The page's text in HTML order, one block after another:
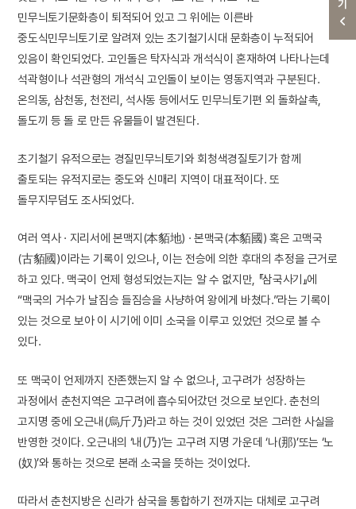
민무늬토기문화층이 퇴적되어 있고 그 위에는 이른바
중도식민무늬토기로 알려져 있는 초기철기시대 문화층이 누적되어
있음이 확인되었다. 고인돌은 탁자식과 개석식이 혼재하여 나타나는데
석곽형이나 석관형의 개석식 고인돌이 보이는 영동지역과 구분된다.
온의동, 삼천동, 천전리, 석사동 등에서도 민무늬토기편 외 돌화살촉,
돌도끼 등 돌 로 만든 유물들이 발견된다.
초기철기 유적으로는 경질민무늬토기와 회청색경질토기가 함께
출토되는 유적지로는 중도와 신매리 지역이 대표적이다. 또
돌무지무덤도 조사되었다.
여러 역사 · 지리서에 본맥지(本貊地) · 본맥국(本貊國) 혹은 고맥국
(古貊國)이라는 기록이 있으나, 이는 전승에 의한 후대의 추정을 근거로
하고 있다. 맥국이 언제 형성되었는지는 알 수 없지만, 『삼국사기』에
“맥국의 거수가 날짐승 들짐승을 사냥하여 왕에게 바쳤다.”라는 기록이
있는 것으로 보아 이 시기에 이미 소국을 이루고 있었던 것으로 볼 수
있다.
또 맥국이 언제까지 잔존했는지 알 수 없으나, 고구려가 성장하는
과정에서 춘천지역은 고구려에 흡수되어갔던 것으로 보인다. 춘천의
고지명 중에 오근내(烏斤乃)라고 하는 것이 있었던 것은 그러한 사실을
반영한 것이다. 오근내의 ‘내(乃)’는 고구려 지명 가운데 ‘나(那)’또는 ‘노
(奴)’와 통하는 것으로 본래 소국을 뜻하는 것이었다.
따라서 춘천지방은 신라가 삼국을 통합하기 전까지는 대체로 고구려